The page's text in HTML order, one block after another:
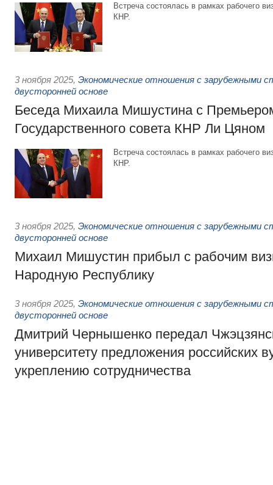
Встреча состоялась в рамках рабочего
КНР.
3 ноября 2025, Экономические отношения с зарубежными
двусторонней основе
Беседа Михаила Мишустина с
Государственного совета КНР Ли Цяном
Встреча состоялась в рамках рабочего
КНР.
3 ноября 2025, Экономические отношения с зарубежными
двусторонней основе
Михаил Мишустин прибыл с рабочим
Народную Республику
3 ноября 2025, Экономические отношения с зарубежными
двусторонней основе
Дмитрий Чернышенко передал
университету предложения российских
укреплению сотрудничества